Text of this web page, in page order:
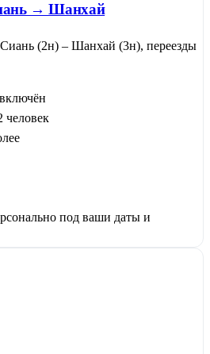
→ Шанхай
(2н) – Шанхай (3н), переезды
человек
под ваши даты и